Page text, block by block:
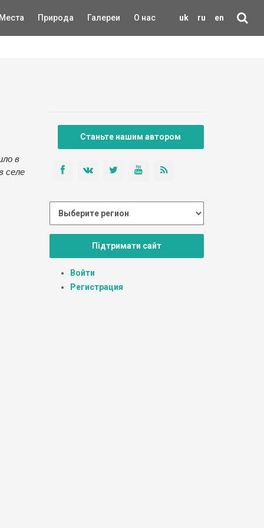
uk ru en
Природа Галереи О нас
в
селе
Станьте нашим автором
Підтримати сайт
Войти
Регистрация